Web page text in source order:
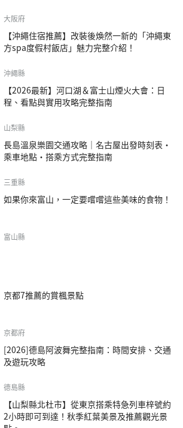
大阪府
【沖繩住宿推薦】改裝後煥然一新的「沖繩東
方spa度假村飯店」魅力完整介紹！
沖繩縣
【2026最新】河口湖＆富士山煙火大會：日
程、看點與實用攻略完整指南
山梨縣
長島溫泉樂園交通攻略｜名古屋出發時刻表・
乘車地點・搭乘方式完整指南
三重縣
如果你來富山，一定要嚐嚐這些美味的食物！
富山縣
京都7推薦的賞楓景點
京都府
[2026]德島阿波舞完整指南：時間安排、交通
及遊玩攻略
德島縣
【山梨縣北杜市】從東京搭乘特急列車梓號約
2小時即可到達！秋季紅葉美景及推薦觀光景